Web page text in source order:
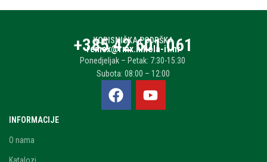
KORISNIČKA PODRŠKA
+385 42 601 061
remex@rmx.nikola-it.hr
Ponedjeljak – Petak: 7:30-15:30
Subota: 08:00 – 12:00
INFORMACIJE
O nama